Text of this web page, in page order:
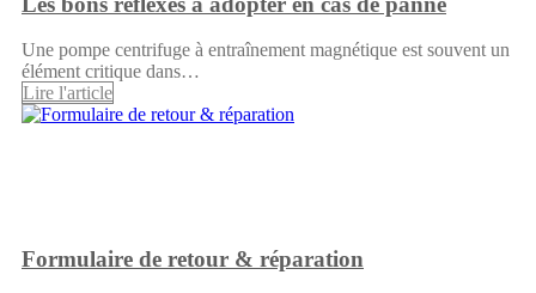
Une pompe centrifuge à entraînement magnétique est souvent un
élément critique dans…
Lire l'article
Formulaire de retour & réparation